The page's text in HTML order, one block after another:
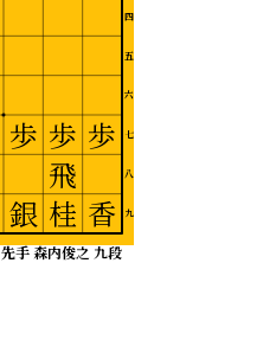
四
五
六
七
八
九
先手 森内俊之 九段
歩
香
歩
飛
桂
歩
銀